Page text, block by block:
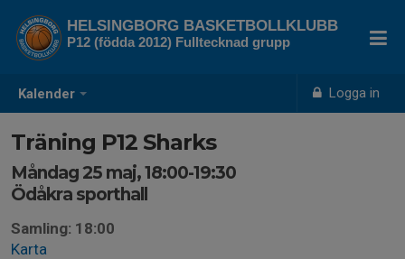
Kalender Logga in
HELSINGBORG BASKETBOLLKLUBB
P12 (födda 2012) Fulltecknad grupp
Träning P12 Sharks
Måndag 25 maj, 18:00-19:30
Ödåkra sporthall
Samling: 18:00
Karta